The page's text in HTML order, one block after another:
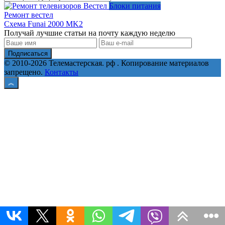
Блоки питания
Ремонт вестел
Схема Funai 2000 MK2
Получай лучшие статьи на почту каждую неделю
Подписаться
© 2010-2026 Телемастерская. рф . Копирование материалов
запрещено. Контакты